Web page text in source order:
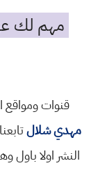
مهم لك
قنوات ومواقع
مهدي شلال
النشر اولا باول